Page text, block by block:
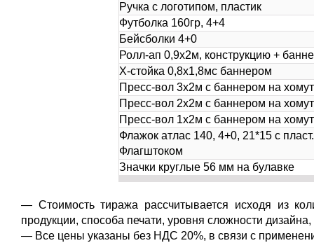
Ручка с логотипом, пластик
Футболка 160гр, 4+4
Бейсболки 4+0
Ролл-ап 0,9х2м, конструкцию +
Х-стойка 0,8х1,8мс баннером
Пресс-вол 3х2м с баннером на
Пресс-вол 2х2м с баннером на
Пресс-вол 1х2м с баннером на
Флажок атлас 140, 4+0, 21*15 с пласт.
Флагштоком
Значки круглые 56 мм на булавке
— Стоимость тиража рассчитывается исходя из
продукции, способа печати, уровня сложности
— Все цены указаны без НДС 20%, в связи с